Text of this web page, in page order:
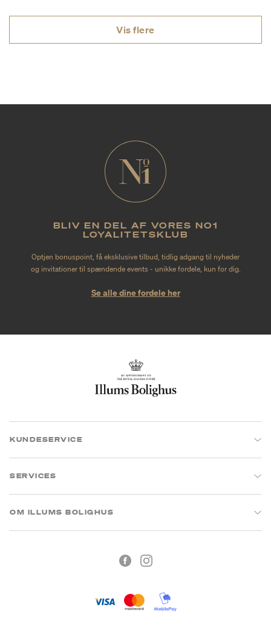
Vis flere
BLIV EN DEL AF VORES NO1
LOYALITETSKLUB
Optjen bonuspoint, få eksklusive tilbud, tidlig adgang til nyheder
og invitationer til spændende events - unikke fordele, kun for dig.
Se alle dine fordele her
KUNDESERVICE
SERVICES
OM ILLUMS BOLIGHUS